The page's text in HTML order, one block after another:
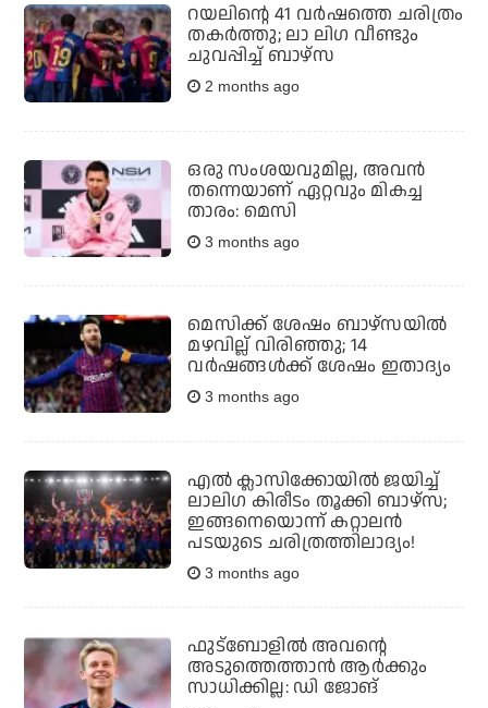
റയലിന്റെ 41 വർഷത്തെ ചരിത്രം
തകർത്തു; ലാ ലിഗ വീണ്ടും
ചുവപ്പിച്ച് ബാഴ്സ
2 months ago
ഒരു സംശയവുമില്ല, അവന്‍
തന്നെയാണ് ഏറ്റവും മികച്ച
താരം: മെസി
3 months ago
മെസിക്ക് ശേഷം ബാഴ്‌സയില്‍
മഴവില്ല് വിരിഞ്ഞു; 14
വര്‍ഷങ്ങള്‍ക്ക് ശേഷം ഇതാദ്യം
3 months ago
എല്‍ ക്ലാസിക്കോയില്‍ ജയിച്ച്
ലാലിഗ കിരീടം തൂക്കി ബാഴ്സ;
ഇങ്ങനെയൊന്ന് കറ്റാലന്‍
പടയുടെ ചരിത്രത്തിലാദ്യം!
3 months ago
ഫുട്‌ബോളില്‍ അവന്റെ
അടുത്തെത്താന്‍ ആര്‍ക്കും
സാധിക്കില്ല: ഡി ജോങ്